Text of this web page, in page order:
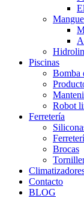
Piscinas
Bomba
Robot
Ferretería
Brocas
Contacto
BLOG